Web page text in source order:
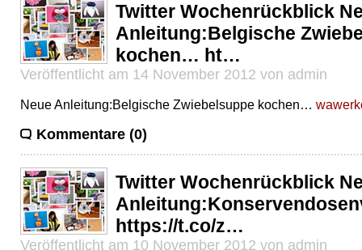
Twitter Wochenrückblick
Anleitung:Belgische
kochen… ht…
Veröffentlicht am 14 November 2012 von admin
Neue Anleitung:Belgische Zwiebelsuppe kochen…
Kommentare (0)
Twitter Wochenrückblick
https://t.co/z…
Veröffentlicht am 10 November 2012 von admin